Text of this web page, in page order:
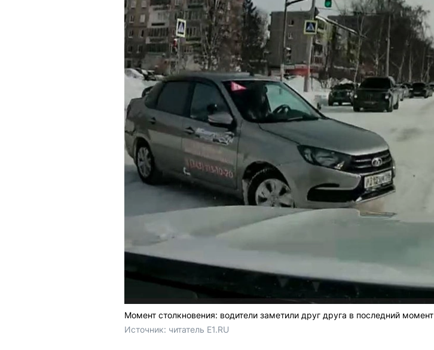
Момент столкновения: водители заметили друг друга в последний момент
Источник: читатель E1.RU